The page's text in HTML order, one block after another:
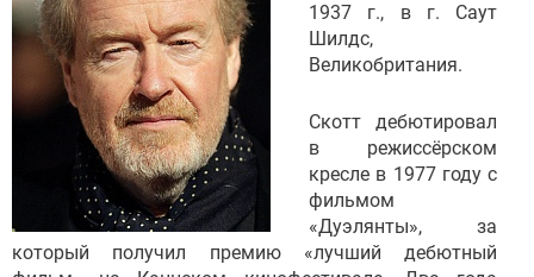
1937 г., в г. Саут
Шилдс,
Великобритания.
Скотт дебютировал
в режиссёрском
кресле в 1977 году с
фильмом
«Дуэлянты», за
который получил премию «лучший дебютный